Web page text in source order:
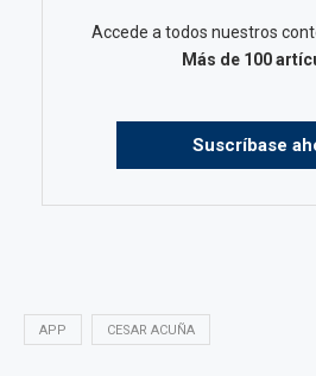
Accede a todos nuestros
Más de 100
Suscríbase
APP CESAR ACUÑA